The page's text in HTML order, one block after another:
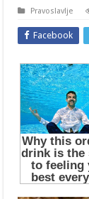
Pravoslavlje
Facebook